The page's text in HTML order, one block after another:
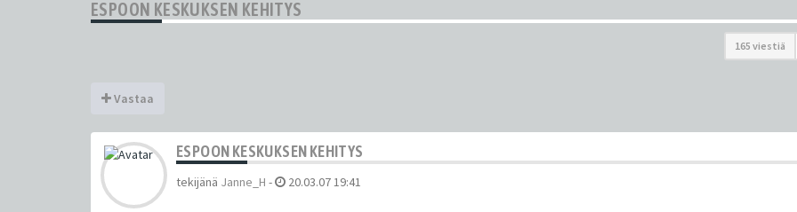
ESPOON KESKUKSEN KEHITYS
165 viestiä
Vastaa
ESPOON KESKUKSEN KEHITYS
tekijänä Janne_H - 20.03.07 19:41